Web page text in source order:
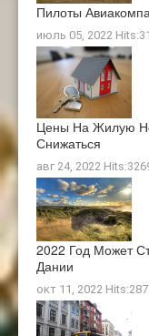
Пилоты
июль 05, 2022
Цены На Жилую
Снижаться
авг 24, 2022
2022 Год Может
Дании
окт 11, 2022